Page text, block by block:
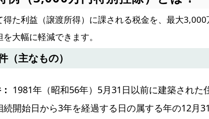
得た利益（譲渡所得）に課される税金を、最大
大幅に軽減できます。
（主なもの）
1981年（昭和56年）5月31日以前に建築された
続開始日から3年を経過する日の属する年の12月